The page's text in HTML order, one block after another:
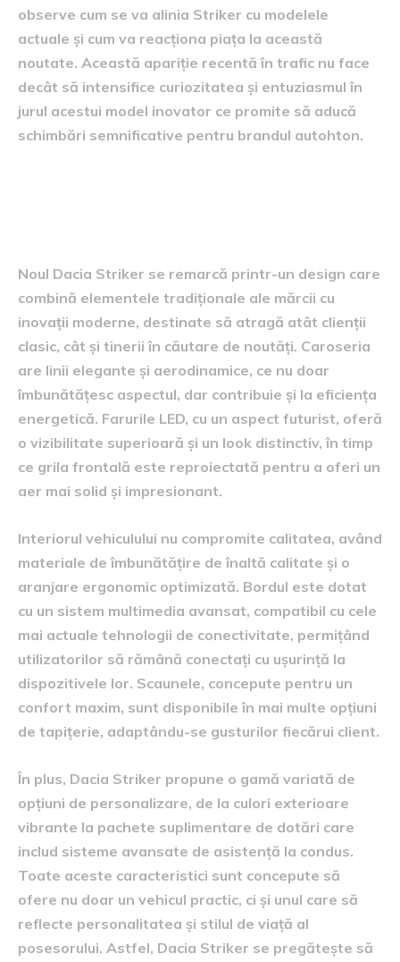
observe cum se va alinia Striker cu modelele
actuale și cum va reacționa piața la această
noutate. Această apariție recentă în trafic nu face
decât să intensifice curiozitatea și entuziasmul în
jurul acestui model inovator ce promite să aducă
schimbări semnificative pentru brandul autohton.
Noul Dacia Striker se remarcă printr-un design care
combină elementele tradiționale ale mărcii cu
inovații moderne, destinate să atragă atât clienții
clasic, cât și tinerii în căutare de noutăți. Caroseria
are linii elegante și aerodinamice, ce nu doar
îmbunătățesc aspectul, dar contribuie și la eficiența
energetică. Farurile LED, cu un aspect futurist, oferă
o vizibilitate superioară și un look distinctiv, în timp
ce grila frontală este reproiectată pentru a oferi un
aer mai solid și impresionant.
Interiorul vehiculului nu compromite calitatea, având
materiale de îmbunătățire de înaltă calitate și o
aranjare ergonomic optimizată. Bordul este dotat
cu un sistem multimedia avansat, compatibil cu cele
mai actuale tehnologii de conectivitate, permițând
utilizatorilor să rămână conectați cu ușurință la
dispozitivele lor. Scaunele, concepute pentru un
confort maxim, sunt disponibile în mai multe opțiuni
de tapițerie, adaptându-se gusturilor fiecărui client.
În plus, Dacia Striker propune o gamă variată de
opțiuni de personalizare, de la culori exterioare
vibrante la pachete suplimentare de dotări care
includ sisteme avansate de asistență la condus.
Toate aceste caracteristici sunt concepute să
ofere nu doar un vehicul practic, ci și unul care să
reflecte personalitatea și stilul de viață al
posesorului. Astfel, Dacia Striker se pregătește să